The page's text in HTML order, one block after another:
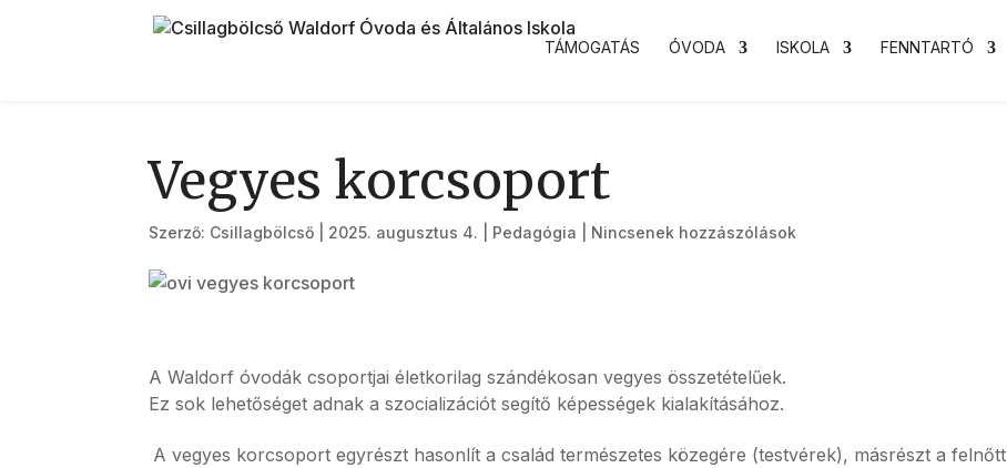
TÁMOGATÁS ÓVODA ISKOLA FENNTARTÓ
Vegyes korcsoport
Szerző: Csillagbölcső 2025. augusztus 4. Pedagógia Nincsenek hozzászólások
A Waldorf óvodák csoportjai életkorilag szándékosan vegyes összetételűek.
Ez sok lehetőséget adnak a szocializációt segítő képességek kialakításához.
A vegyes korcsoport egyrészt hasonlít a család természetes közegére (testvérek), másrészt a felnőtt